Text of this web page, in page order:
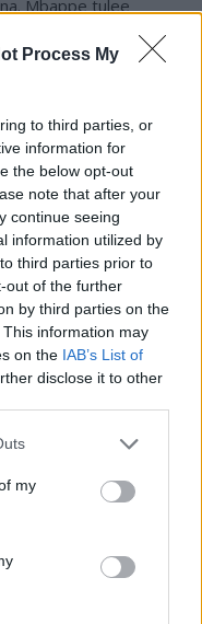
Process My
to third parties, or
information for
the below opt-out
note that after your
continue seeing
information utilized by
third parties prior to
out of the further
by third parties on the
This information may
on the IAB’s List of
disclose it to other
my
Mbappe tulee
tarjoaa kertoimeksi
Seuraava artikkeli
podcast – jakso 4:
katsaus EM-kisoihin